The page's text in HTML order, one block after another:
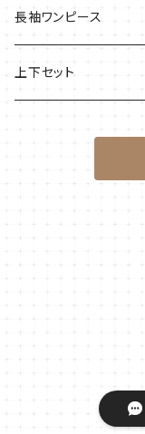
長袖ワンピース
上下セット